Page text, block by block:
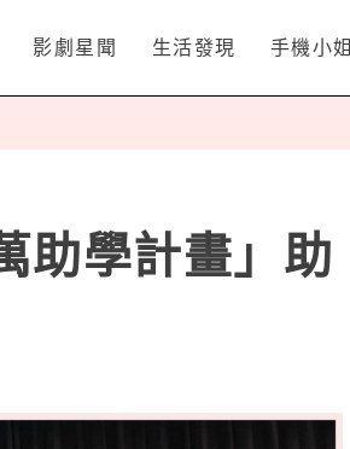
影劇星聞 生活發現 手機小姐
助學計畫」助